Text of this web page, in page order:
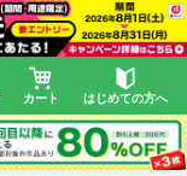
カート はじめての方へ